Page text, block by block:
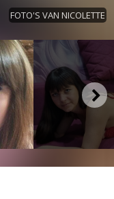
FOTO'S VAN NICOLETTE